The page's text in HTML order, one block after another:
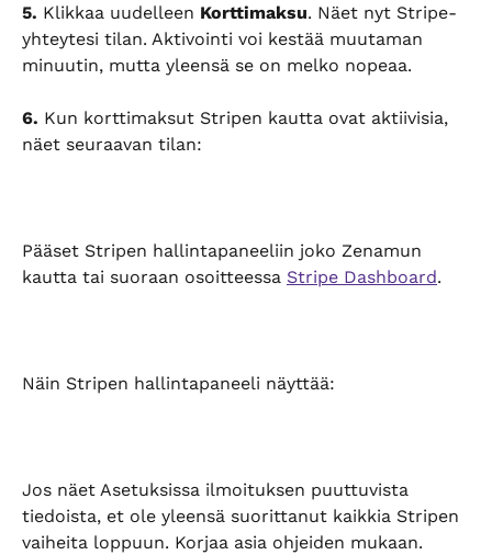
5. Klikkaa uudelleen Korttimaksu. Näet nyt Stripe-
yhteytesi tilan. Aktivointi voi kestää muutaman
minuutin, mutta yleensä se on melko nopeaa.
6. Kun korttimaksut Stripen kautta ovat aktiivisia,
näet seuraavan tilan:
Pääset Stripen hallintapaneeliin joko Zenamun
kautta tai suoraan osoitteessa Stripe Dashboard.
Näin Stripen hallintapaneeli näyttää:
Jos näet Asetuksissa ilmoituksen puuttuvista
tiedoista, et ole yleensä suorittanut kaikkia Stripen
vaiheita loppuun. Korjaa asia ohjeiden mukaan.